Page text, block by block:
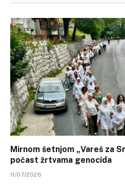
Mirnom šetnjom „Vareš za
počast žrtvama genocida
11/07/2026